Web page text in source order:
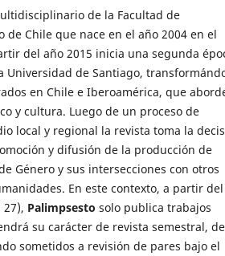
de la Facultad de
Chile que nace en el año 2004 en el
del año 2015 inicia una segunda
Universidad de Santiago,
en Chile e Iberoamérica, que
y cultura. Luego de un proceso de
local y regional la revista toma la
y difusión de la producción de
Género y sus intersecciones con otros
En este contexto, a partir del
27), Palimpsesto solo publica trabajos
su carácter de revista semestral, de
sometidos a revisión de pares bajo el